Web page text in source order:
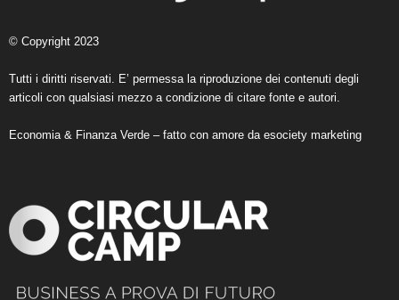
© Copyright 2023
Tutti i diritti riservati. E’ permessa la riproduzione dei contenuti degli
articoli con qualsiasi mezzo a condizione di citare fonte e autori.
Economia & Finanza Verde – fatto con amore da esociety marketing